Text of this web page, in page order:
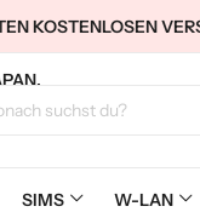
KOSTENLOSEN
SIMS W-LAN